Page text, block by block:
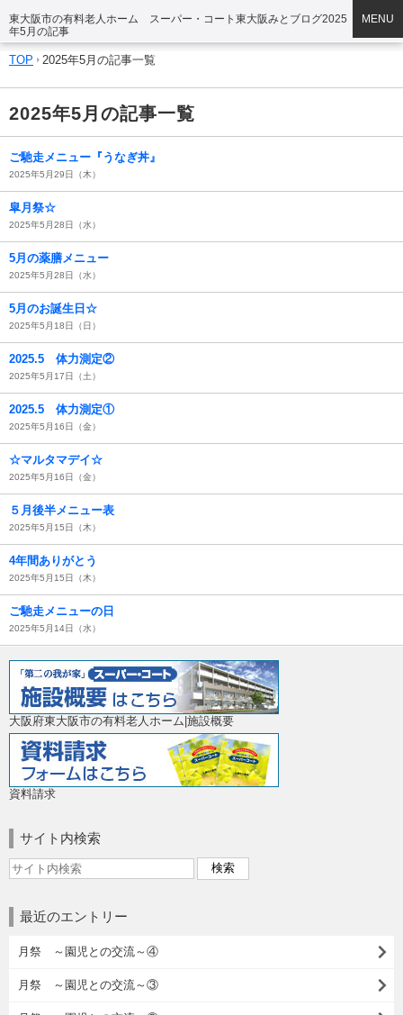
東大阪市の有料老人ホーム スーパー・コート東大阪みとブログ2025
年5月の記事
MENU
TOP 2025年5月の記事一覧
2025年5月の記事一覧
ご馳走メニュー『うなぎ丼』
2025年5月29日（木）
皐月祭☆
2025年5月28日（水）
5月の薬膳メニュー
2025年5月28日（水）
5月のお誕生日☆
2025年5月18日（日）
2025.5 体力測定②
2025年5月17日（土）
2025.5 体力測定①
2025年5月16日（金）
☆マルタマデイ☆
2025年5月16日（金）
５月後半メニュー表
2025年5月15日（木）
4年間ありがとう
2025年5月15日（木）
ご馳走メニューの日
2025年5月14日（水）
大阪府東大阪市の有料老人ホーム|施設概要
資料請求
サイト内検索
最近のエントリー
月祭 ～園児との交流～④
月祭 ～園児との交流～③